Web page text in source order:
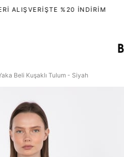
ALIŞVERIŞTE %20 İNDIRIM
Beli Kuşaklı Tulum - Siyah